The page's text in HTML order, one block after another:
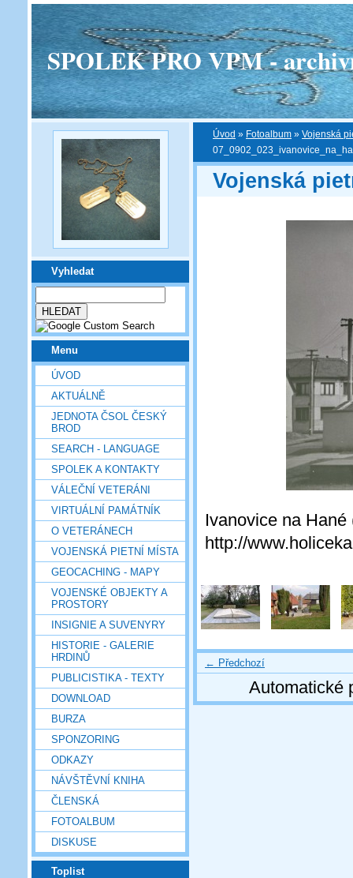
SPOLEK PRO VPM -
Vyhledat
Menu
ÚVOD
AKTUÁLNĚ
JEDNOTA ČSOL ČESKÝ
BROD
SEARCH - LANGUAGE
SPOLEK A KONTAKTY
VÁLEČNÍ VETERÁNI
VIRTUÁLNÍ PAMÁTNÍK
O VETERÁNECH
VOJENSKÁ PIETNÍ MÍSTA
GEOCACHING - MAPY
VOJENSKÉ OBJEKTY A
PROSTORY
INSIGNIE A SUVENYRY
HISTORIE - GALERIE
HRDINŮ
PUBLICISTIKA - TEXTY
DOWNLOAD
BURZA
SPONZORING
ODKAZY
NÁVŠTĚVNÍ KNIHA
ČLENSKÁ
FOTOALBUM
DISKUSE
Toplist
Úvod » Fotoalbum » Vojenská
Vojenská
Ivanovice na
http://
← Předchozí
Automatické